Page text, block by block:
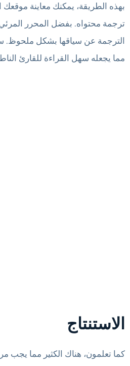
بهذه الطريقة، يمكنك معاينة موقعك
ترجمة محتواه. بفضل المحرر
الترجمة عن سياقها بشكل ملحوظ.
مما يجعله سهل القراءة للقارئ
الاستنتاج
كما تعلمون، هناك الكثير مما يجب